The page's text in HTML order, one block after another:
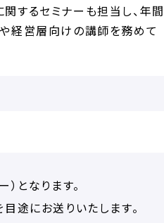
するセミナーも担当し、年間
経営層向けの講師を務めて
となります。
途にお送りいたします。